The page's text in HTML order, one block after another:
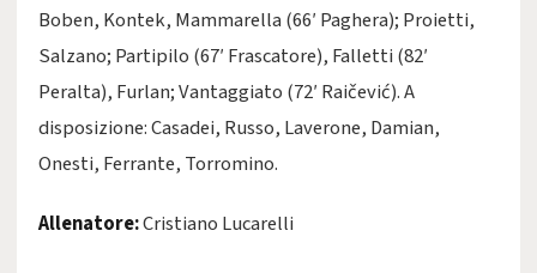
Boben, Kontek, Mammarella (66′ Paghera); Proietti,
Salzano; Partipilo (67′ Frascatore), Falletti (82′
Peralta), Furlan; Vantaggiato (72′ Raičević). A
disposizione: Casadei, Russo, Laverone, Damian,
Onesti, Ferrante, Torromino.
Allenatore:Cristiano Lucarelli